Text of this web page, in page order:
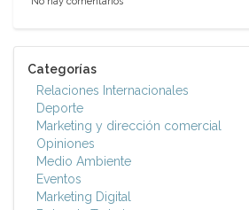
Categorías
Relaciones Internacionales
Deporte
Marketing y dirección comercial
Opiniones
Medio Ambiente
Eventos
Marketing Digital